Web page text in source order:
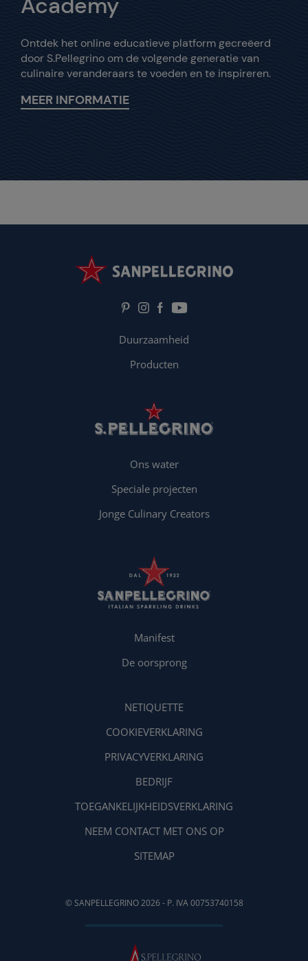
Ontdek het online educatieve platform gecreëerd
door S.Pellegrino om de volgende generatie van
culinaire veranderaars te voeden en te inspireren.
MEER INFORMATIE
Duurzaamheid
Producten
Ons water
Speciale projecten
Jonge Culinary Creators
Manifest
De oorsprong
NETIQUETTE
COOKIEVERKLARING
PRIVACYVERKLARING
BEDRIJF
TOEGANKELIJKHEIDSVERKLARING
NEEM CONTACT MET ONS OP
SITEMAP
© SANPELLEGRINO 2026 - P. IVA 00753740158